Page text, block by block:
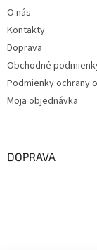
O nás
Kontakty
Doprava
Obchodné
Podmienky ochrany
Moja objednávka
DOPRAVA